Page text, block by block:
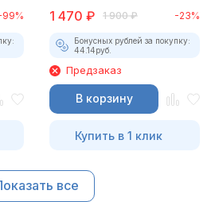
99% 1 470 ₽ 1 900 ₽ -23%
Бонусных рублей за покупку:
44.14руб.
Предзаказ
В корзину
Купить в 1 клик
все